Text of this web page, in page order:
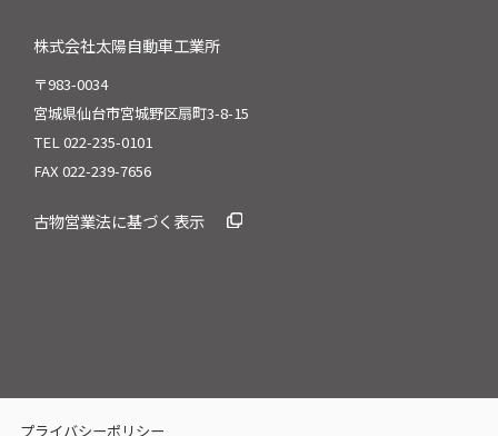
株式会社太陽自動車工業所
〒983-0034
宮城県仙台市宮城野区扇町3-8-15
TEL 022-235-0101
FAX 022-239-7656
古物営業法に基づく表示
プライバシーポリシー